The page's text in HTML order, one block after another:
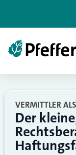
VERMITTLER
Der